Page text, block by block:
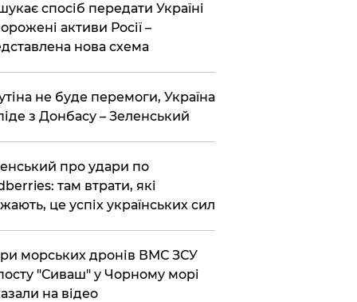
спосіб передати Україні
активи Росії –
​​нова схема
не буде перемоги, Україна
з Донбасу – Зеленський
про удари по
там втрати, які
це успіх українських сил
морських дронів ВМС ЗСУ
"Сиваш" у Чорному морі
на відео